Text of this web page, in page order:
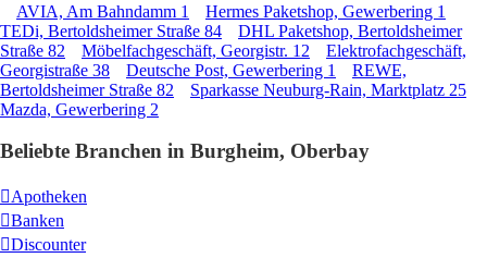
AVIA, Am Bahndamm 1
Hermes Paketshop, Gewerbering 1
TEDi, Bertoldsheimer Straße 84
DHL Paketshop, Bertoldsheimer
Straße 82
Möbelfachgeschäft, Georgistr. 12
Elektrofachgeschäft,
Georgistraße 38
Deutsche Post, Gewerbering 1
REWE,
Bertoldsheimer Straße 82
Sparkasse Neuburg-Rain, Marktplatz 25
Mazda, Gewerbering 2
Beliebte Branchen in Burgheim, Oberbay
Apotheken
Banken
Discounter